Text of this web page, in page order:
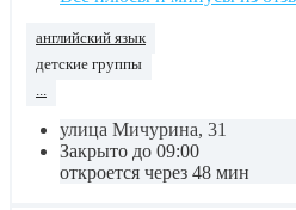
английский язык
детские группы
...
улица Мичурина, 31
Закрыто до 09:00
откроется через 48 мин